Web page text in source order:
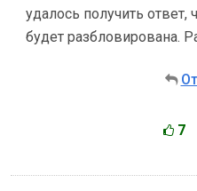
удалось получить ответ,
будет разбловирована.
7